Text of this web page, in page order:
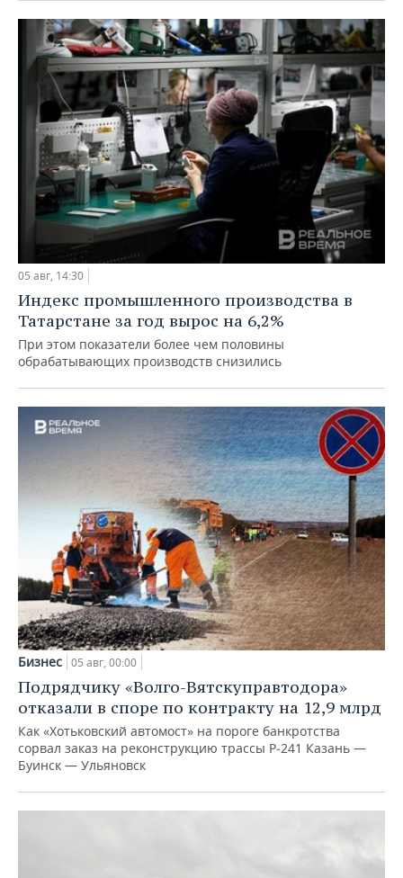
05 авг, 14:30
Индекс промышленного производства в
Татарстане за год вырос на 6,2%
При этом показатели более чем половины
обрабатывающих производств снизились
Бизнес 05 авг, 00:00
Подрядчику «Волго-Вятскуправтодора»
отказали в споре по контракту на 12,9 млрд
Как «Хотьковский автомост» на пороге банкротства
сорвал заказ на реконструкцию трассы Р‑241 Казань —
Буинск — Ульяновск